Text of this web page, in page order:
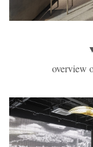
overview